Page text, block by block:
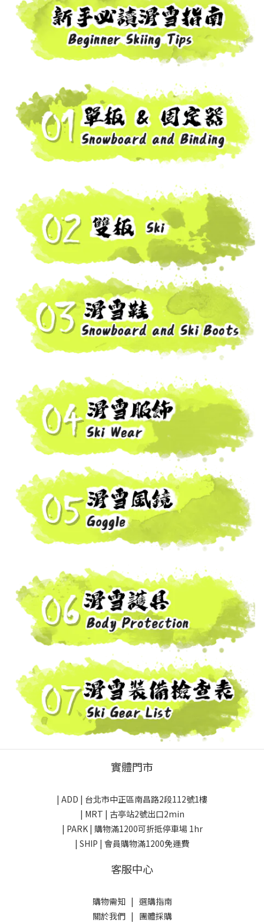
實體門市
| ADD | 台北市中正區南昌路2段112號1樓
| MRT | 古亭站2號出口2min
| PARK | 購物滿1200可折抵停車場 1hr
| SHIP | 會員購物滿1200免運費
客服中心
購物需知| 選購指南
關於我們| 團體採購